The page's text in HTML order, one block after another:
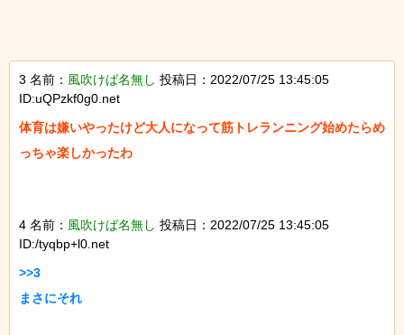
3 名前： 風吹けば名無し 投稿日：2022/07/25 13:45:05
ID:uQPzkf0g0.net
体育は嫌いやったけど大人になって筋トレランニング始めたらめ
っちゃ楽しかったわ
4 名前： 風吹けば名無し 投稿日：2022/07/25 13:45:05
ID:/tyqbp+l0.net
>>3
まさにそれ